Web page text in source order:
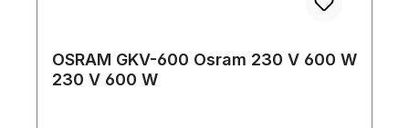
OSRAM GKV-600 Osram 230 V 600 W
230 V 600 W